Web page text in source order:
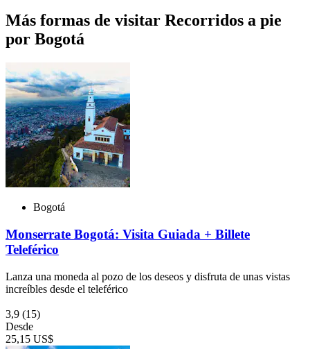
Más formas de visitar Recorridos a pie
por Bogotá
Bogotá
Monserrate Bogotá: Visita Guiada + Billete
Teleférico
Lanza una moneda al pozo de los deseos y disfruta de unas vistas
increíbles desde el teleférico
3,9 (15)
Desde
25,15 US$